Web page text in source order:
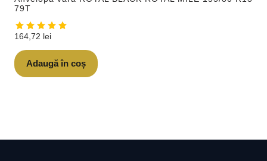
79T
164,72 lei
Adaugă în coș